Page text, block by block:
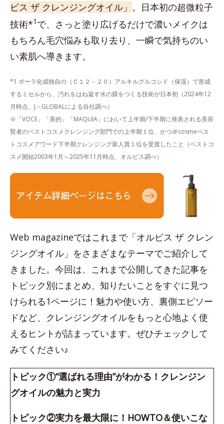
ビス ザ クレンジングオイル」 。日本初の超微粒子
技術*1 で、さっと塗り広げるだけで濃いメイクは
もちろん毛穴悩みも取り去り、一瞬で気持ちのい
い素肌へ導きます。
*1 ポーラ化成独自の（Ｃ１２－２０）アルキルグルコシド（保湿）で形成
するミセルから、汚れをはね返す水の膜をつくる技術が日本初（2024年12
月時点、J－GLOBALによる自社調べ）
※「VOCE」「美的」「MAQUIA」において上半期/下半期に発表される美容
賢者のベストコスメクレンジング部門での上半期１位、かつ＠cosmeベス
トコスメアワード下半期クレンジング新人賞１位を受賞したこと（ベストコ
スメ開始2003年1月～2025年11月時点、オルビス調べ）
Web magazineではこれまで「オルビス ザ クレン
ジングオイル」をさまざまなテーマでご紹介して
きました。今回は、これまで公開してきた記事を
トピック別にまとめ、知りたいことをすぐに見つ
けられる1ページに！魅力や使い方、裏側エピソー
ドなど、クレンジングオイルをもっと心地よく使
えるヒントが詰まっています。ぜひチェックして
みてください♪
トピック①“選ばれる理由”がわかる！クレンジン
グオイルの魅力と実力
トピック②実力を最大限に！HOWTO＆使いこな